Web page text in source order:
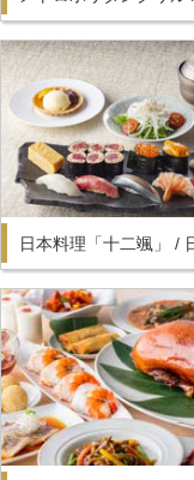
日本料理「十二颯」 /